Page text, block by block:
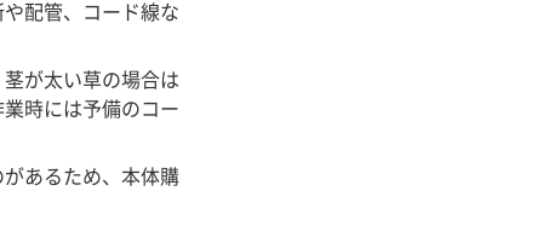
配管、コード線な
が太い草の場合は
時には予備のコー
あるため、本体購